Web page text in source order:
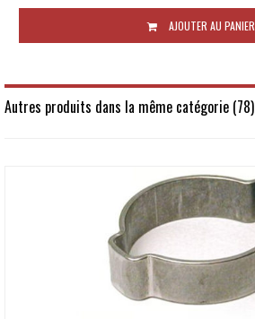
AJOUTER AU PANIER
Autres produits dans la même catégorie (78)